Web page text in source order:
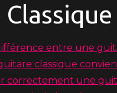
entre une
classique
correctement une